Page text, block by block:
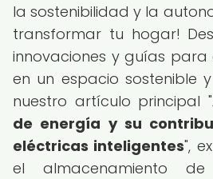
la sostenibilidad y la
transformar tu hogar!
innovaciones y guías
en un espacio sostenible
nuestro artículo principal "
de energía y su
eléctricas inteligentes",
el almacenamiento